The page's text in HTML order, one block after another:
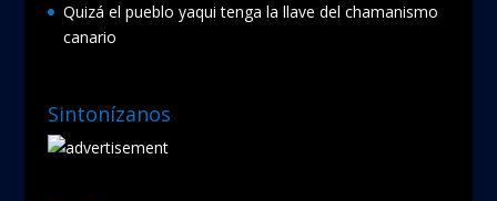
Quizá el pueblo yaqui tenga la llave del chamanismo
canario
Sintonízanos